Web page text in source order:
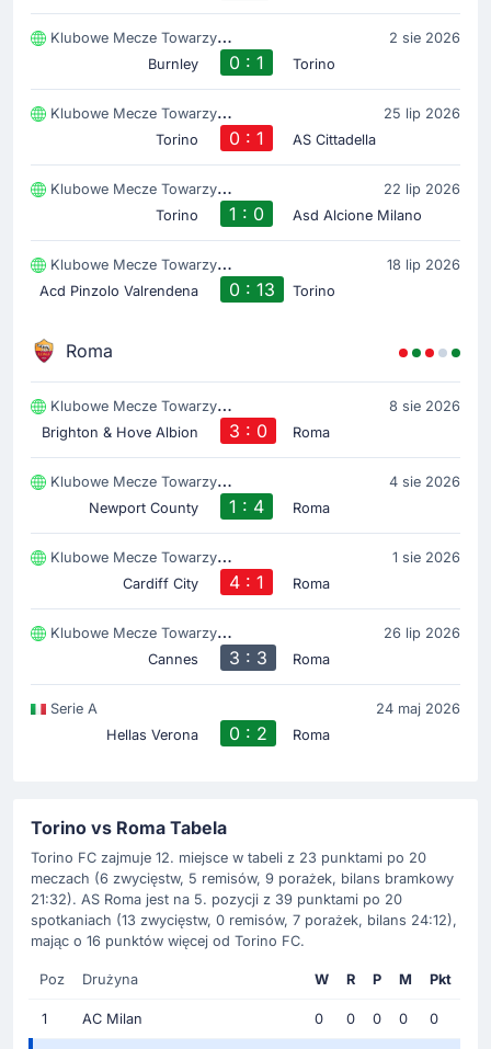
Klubowe Mecze Towarzyski
2 sie 2026
Burnley
0 : 1 Torino
Klubowe Mecze Towarzyski
25 lip 2026
Torino
0 : 1 AS Cittadella
Klubowe Mecze Towarzyski
22 lip 2026
Torino
1 : 0 Asd Alcione Milano
Klubowe Mecze Towarzyski
18 lip 2026
Acd Pinzolo Valrendena
0 : 13 Torino
Roma
Klubowe Mecze Towarzyski
8 sie 2026
Brighton & Hove Albion
3 : 0 Roma
Klubowe Mecze Towarzyski
4 sie 2026
Newport County
1 : 4 Roma
Klubowe Mecze Towarzyski
1 sie 2026
Cardiff City
4 : 1 Roma
Klubowe Mecze Towarzyski
26 lip 2026
Cannes
3 : 3 Roma
Serie A
24 maj 2026
Hellas Verona
0 : 2 Roma
Torino vs Roma Tabela
Torino FC zajmuje 12. miejsce w tabeli z 23 punktami po 20
meczach (6 zwycięstw, 5 remisów, 9 porażek, bilans bramkowy
21:32). AS Roma jest na 5. pozycji z 39 punktami po 20
spotkaniach (13 zwycięstw, 0 remisów, 7 porażek, bilans 24:12),
mając o 16 punktów więcej od Torino FC.
Poz Drużyna W R P M Pkt
1 AC Milan 0 0 0 0 0